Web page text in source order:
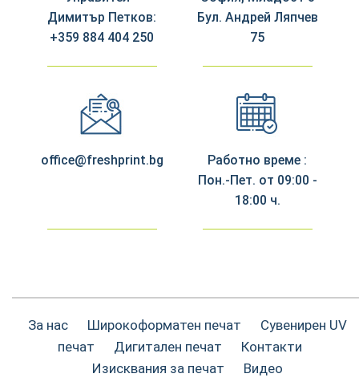
Димитър Петков:
+359 884 404 250
Бул. Андрей Ляпчев
75
office@freshprint.bg
Работно време :
Пон.-Пет. от 09:00 -
18:00 ч.
За нас Широкоформатен печат
Сувенирен UV
печат
Дигитален печат
Контакти
Изисквания за печат
Видео